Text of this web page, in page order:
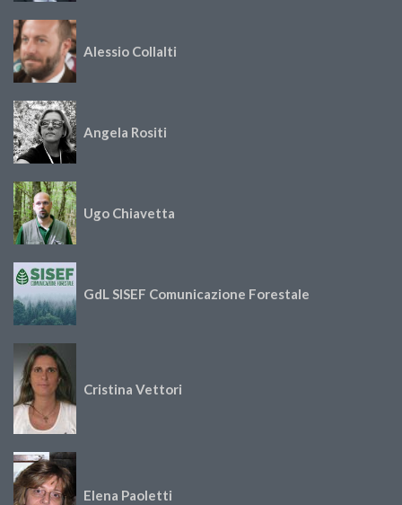
Alessio Collalti
Angela Rositi
Ugo Chiavetta
GdL SISEF Comunicazione Forestale
Cristina Vettori
Elena Paoletti